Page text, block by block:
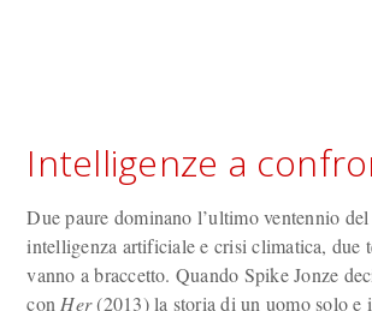
Intelligenze a
Due paure dominano l’ultimo ventennio
intelligenza artificiale e crisi climatica, due
vanno a braccetto. Quando Spike Jonze
con Her(2013) la storia di un uomo solo e